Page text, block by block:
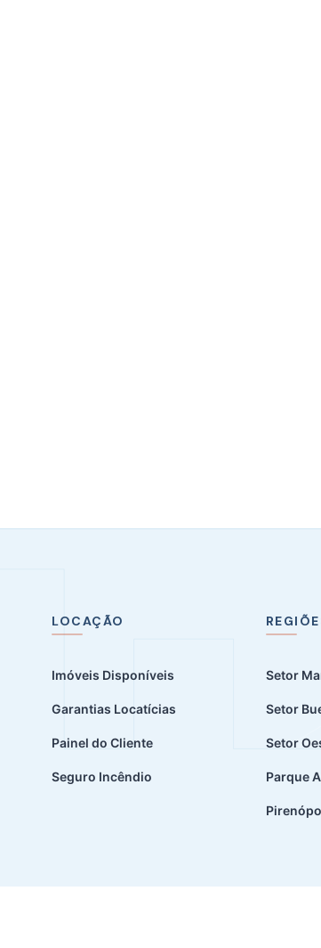
LOCAÇÃO
Imóveis Disponíveis
Garantias Locatícias
Painel do Cliente
Seguro Incêndio
Setor
Setor
Setor
Parque